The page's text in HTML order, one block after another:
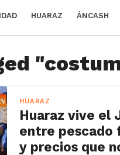
HUARAZ ÁNCASH
HUARAZ
Huaraz vive el
entre pescado
y precios que